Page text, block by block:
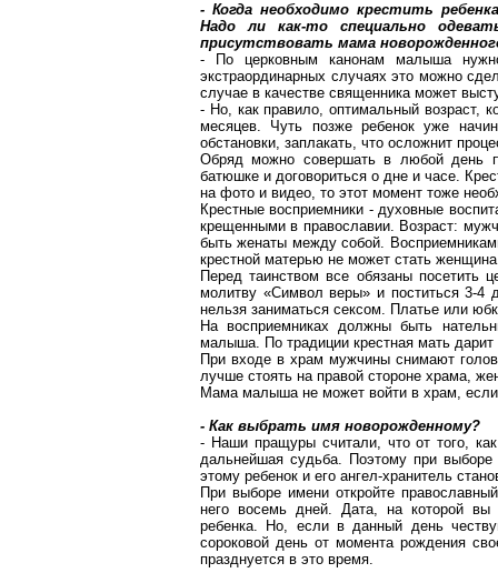
- Когда необходимо крестить
Надо ли как-то специально
присутствовать мама
- По церковным канонам малыша
экстраординарных случаях это можно
случае в качестве священника может
- Но, как правило, оптимальный возраст,
месяцев. Чуть позже ребенок уже
обстановки, заплакать, что осложнит
Обряд можно совершать в любой день
батюшке и договориться о дне и часе.
на фото и видео, то этот момент тоже
Крестные восприемники - духовные
крещенными в православии. Возраст:
быть женаты между собой.
крестной матерью не может стать
Перед таинством все обязаны посетить
молитву «Символ веры» и поститься 3-4
нельзя заниматься сексом. Платье или
На восприемниках должны быть
малыша. По традиции крестная мать
При входе в храм мужчины снимают
лучше стоять на правой стороне храма,
Мама малыша не может войти в храм,
- Как выбрать имя новорожденному?
- Наши пращуры считали, что от того,
дальнейшая судьба. Поэтому при выборе
этому ребенок и его ангел-хранитель
При выборе имени откройте
него восемь дней. Дата, на которой вы
ребенка. Но, если в данный день
сороковой день от момента рождения
празднуется в это время.